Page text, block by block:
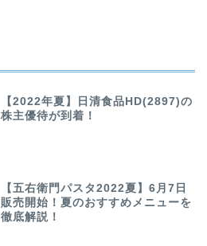
【2022年夏】日清食品HD(2897)の
株主優待が到着！
【五右衛門パスタ2022夏】6月7日
販売開始！夏のおすすめメニューを
徹底解説！